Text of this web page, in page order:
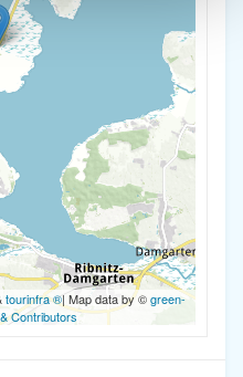
tourinfra ®| Map data by ©green-
Contributors